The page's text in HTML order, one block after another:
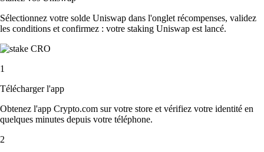
Sélectionnez votre solde Uniswap dans l'onglet récompenses, validez
les conditions et confirmez : votre staking Uniswap est lancé.
1
Télécharger l'app
Obtenez l'app Crypto.com sur votre store et vérifiez votre identité en
quelques minutes depuis votre téléphone.
2